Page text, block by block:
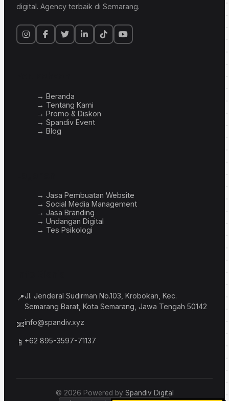
digital. Agency terbaik di Semarang.
→ Beranda
→ Tentang Kami
→ Promo & Diskon
→ Spandiv Event
→ Blog
→ Jasa Pembuatan Website
→ Social Media Management
→ Jasa Branding
→ Undangan Digital
→ Tes Psikologi
📍Jl. Jenderal Sudirman No.103, Krobokan, Kec.
Semarang Barat, Kota Semarang, Jawa Tengah 50142
📧info@spandiv.xyz
📱 +62 895-3597-71137
© 2026 Powered by Spandiv Digital